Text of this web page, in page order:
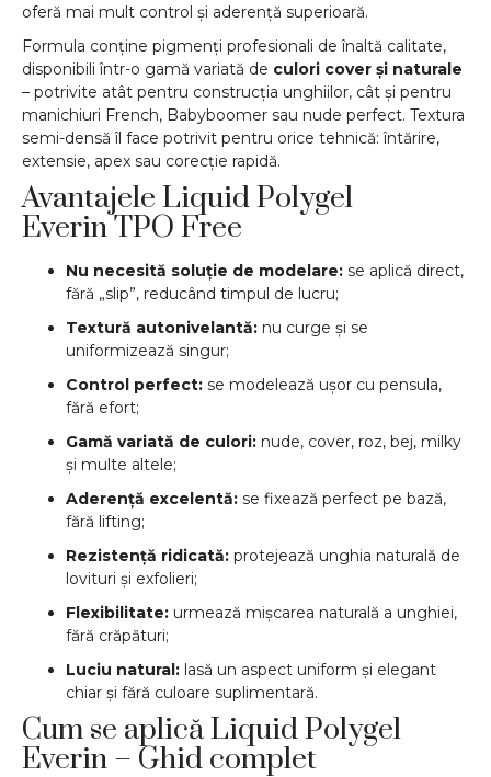
oferă mai mult control și aderență superioară.
Formula conține pigmenți profesionali de înaltă calitate,
disponibili într-o gamă variată de culori cover și naturale
– potrivite atât pentru construcția unghiilor, cât și pentru
manichiuri French, Babyboomer sau nude perfect. Textura
semi-densă îl face potrivit pentru orice tehnică: întărire,
extensie, apex sau corecție rapidă.
Avantajele Liquid Polygel
Everin TPO Free
Nu necesită soluție de modelare: se aplică direct,
fără „slip”, reducând timpul de lucru;
Textură autonivelantă: nu curge și se
uniformizează singur;
Control perfect: se modelează ușor cu pensula,
fără efort;
Gamă variată de culori: nude, cover, roz, bej, milky
și multe altele;
Aderență excelentă: se fixează perfect pe bază,
fără lifting;
Rezistență ridicată: protejează unghia naturală de
lovituri și exfolieri;
Flexibilitate: urmează mișcarea naturală a unghiei,
fără crăpături;
Luciu natural: lasă un aspect uniform și elegant
chiar și fără culoare suplimentară.
Cum se aplică Liquid Polygel
Everin – Ghid complet